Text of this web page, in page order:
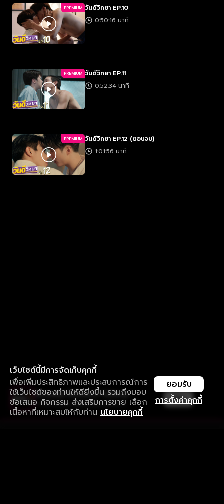
PREMIUM วันดีวิทยา EP.10
0:50:16 นาที
PREMIUM วันดีวิทยา EP.11
0:52:34 นาที
PREMIUM วันดีวิทยา EP.12 (ตอนจบ)
1:01:56 นาที
เว็บไซต์นี้มีการจัดเก็บคุกกี้
เพื่อเพิ่มประสิทธิภาพและประสบการณ์การ
ใช้เว็บไซต์ของท่านให้ดียิ่งขึ้น รวมถึงมอบ
ข้อเสนอ กิจกรรม ส่งเสริมการขาย เลือก
เนื้อหาที่เหมาะสมให้กับท่าน นโยบายคุกกี้
การตั้งค่าคุกกี้
ยอมรับ
ใช้งานแอป ลื่นไหลกว่า ไม่มีสะดุด
ดาวน์โหลดแอปเพื่อการรับชมที่ดีกว่า เปิด